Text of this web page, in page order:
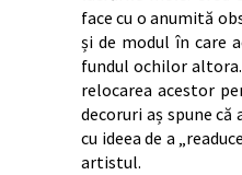
face cu o anumită
și de modul în care
fundul ochilor
relocarea acestor
decoruri aș spune că
cu ideea de a
artistul.